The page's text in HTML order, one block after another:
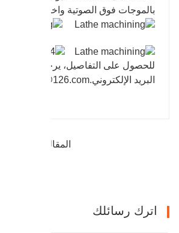
بالموجات فوق الصوتية واختبار الأداء
للحصول على التفاصيل، يرجى الاتصال
البريد الإلكتروني.
المقالة السابقة :
اترك رسائلك